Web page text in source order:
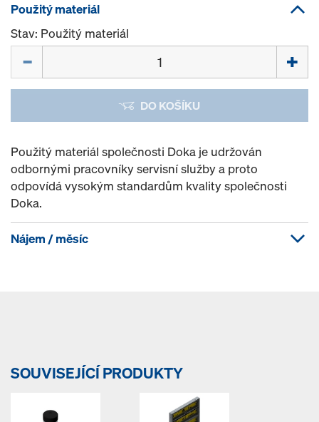
Použitý materiál
Stav: Použitý materiál
DO KOŠÍKU
Použitý materiál společnosti Doka je udržován
odbornými pracovníky servisní služby a proto
odpovídá vysokým standardům kvality společnosti
Doka.
Nájem / měsíc
SOUVISEJÍCÍ PRODUKTY